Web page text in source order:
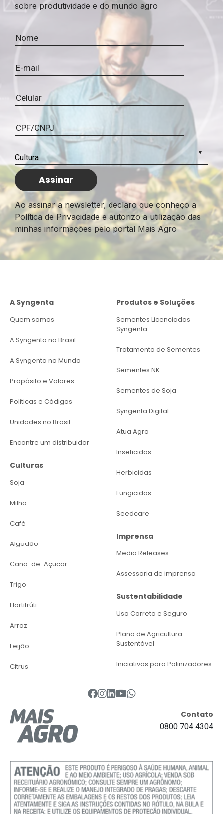
sobre produtividade e do mundo agro
Ao assinar a newsletter, declaro que conheço a
Política de Privacidade e autorizo a utilização das
minhas informações pelo portal Mais Agro
A Syngenta
Quem somos
A Syngenta no Brasil
A Syngenta no Mundo
Propósito e Valores
Politicas e Códigos
Unidades no Brasil
Encontre um distribuidor
Culturas
Soja
Milho
Café
Algodão
Cana-de-Açucar
Trigo
Hortifrúti
Arroz
Feijão
Citrus
Produtos e Soluções
Sementes Licenciadas
Syngenta
Tratamento de Sementes
Sementes NK
Sementes de Soja
Syngenta Digital
Atua Agro
Inseticidas
Herbicidas
Fungicidas
Seedcare
Imprensa
Media Releases
Assessoria de imprensa
Sustentabilidade
Uso Correto e Seguro
Plano de Agricultura
Sustentável
Iniciativas para Polinizadores
Contato
0800 704 4304